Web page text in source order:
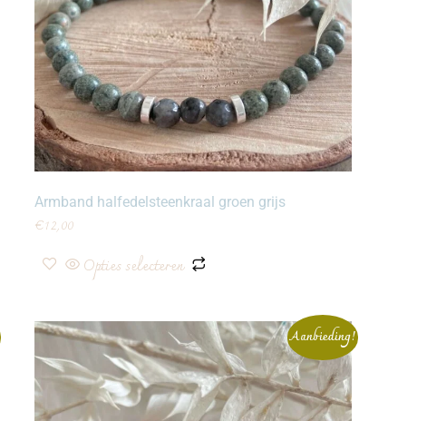
Armband halfedelsteenkraal groen grijs
€12,00
Opties selecteren
Aanbieding!